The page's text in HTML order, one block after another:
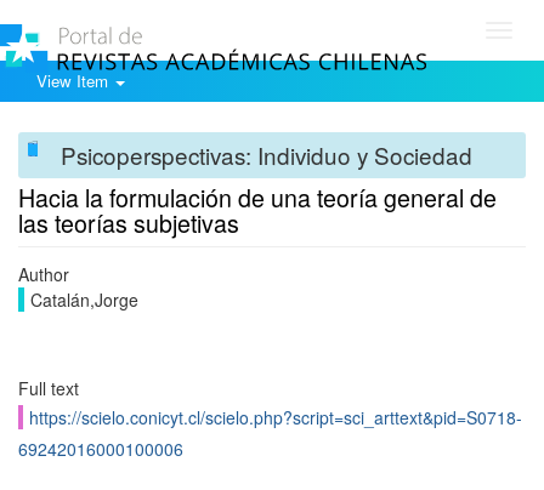
View Item
Psicoperspectivas: Individuo y Sociedad
Hacia la formulación de una teoría general de
las teorías subjetivas
Author
Catalán,Jorge
Full text
https://scielo.conicyt.cl/scielo.php?script=sci_arttext&pid=S0718-
69242016000100006